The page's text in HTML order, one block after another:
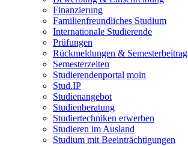
Finanzierung
Familienfreundliches Studium
Internationale Studierende
Prüfungen
Rückmeldungen & Semesterbeitrag
Semesterzeiten
Studierendenportal moin
Stud.IP
Studienangebot
Studienberatung
Studiertechniken erwerben
Studieren im Ausland
Studium mit Beeinträchtigungen